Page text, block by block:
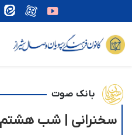
بانک صوت
سخنرانی | شب هشتم